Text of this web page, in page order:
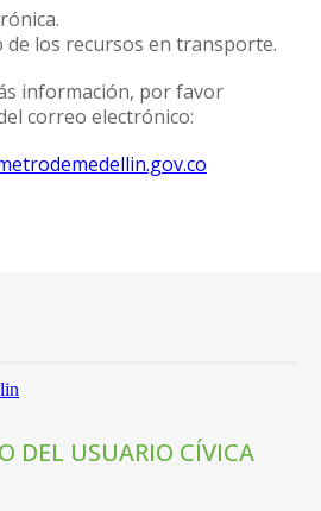
de los recursos en transporte.
información, por favor
correo electrónico:
DEL USUARIO CÍVICA